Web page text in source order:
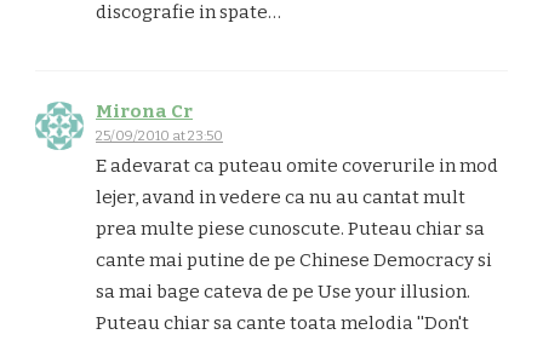
discografie in spate…
Mirona Cr
25/09/2010 at 23:50
E adevarat ca puteau omite coverurile in mod
lejer, avand in vedere ca nu au cantat mult
prea multe piese cunoscute. Puteau chiar sa
cante mai putine de pe Chinese Democracy si
sa mai bage cateva de pe Use your illusion.
Puteau chiar sa cante toata melodia ''Don't